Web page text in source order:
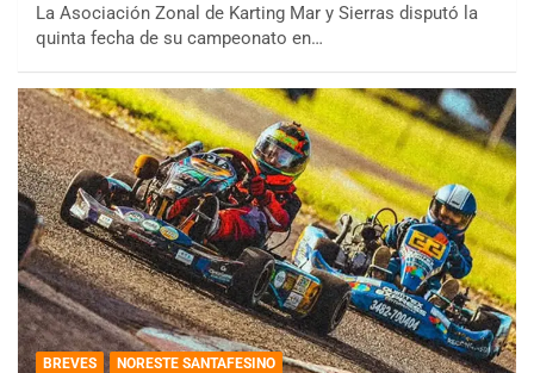
La Asociación Zonal de Karting Mar y Sierras disputó la
quinta fecha de su campeonato en…
BREVES NORESTE SANTAFESINO